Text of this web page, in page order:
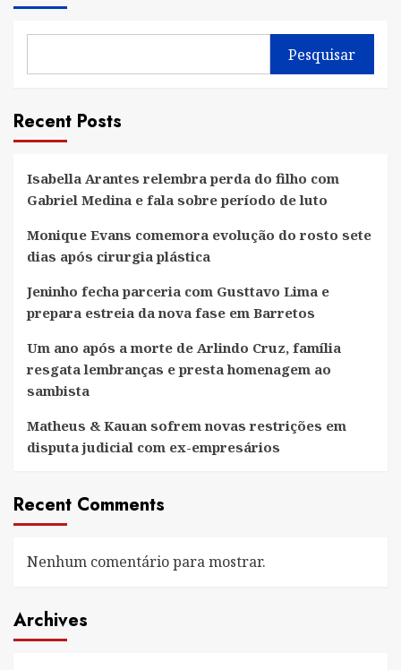
Pesquisar
Recent Posts
Isabella Arantes relembra perda do filho com
Gabriel Medina e fala sobre período de luto
Monique Evans comemora evolução do rosto sete
dias após cirurgia plástica
Jeninho fecha parceria com Gusttavo Lima e
prepara estreia da nova fase em Barretos
Um ano após a morte de Arlindo Cruz, família
resgata lembranças e presta homenagem ao
sambista
Matheus & Kauan sofrem novas restrições em
disputa judicial com ex-empresários
Recent Comments
Nenhum comentário para mostrar.
Archives